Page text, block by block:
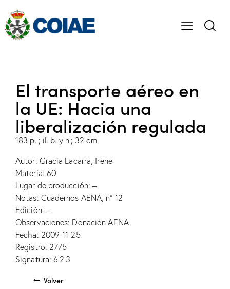
El transporte aéreo en
la UE: Hacia una
liberalización regulada
183 p. ; il. b. y n.; 32 cm.
Autor: Gracia Lacarra, Irene
Materia: 60
Lugar de producción: –
Notas: Cuadernos AENA, nº 12
Edición: –
Observaciones: Donación AENA
Fecha: 2009-11-25
Registro: 2775
Signatura: 6.2.3
Volver